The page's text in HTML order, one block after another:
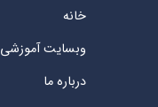
خانه
وبسایت آموزشی
درباره ما